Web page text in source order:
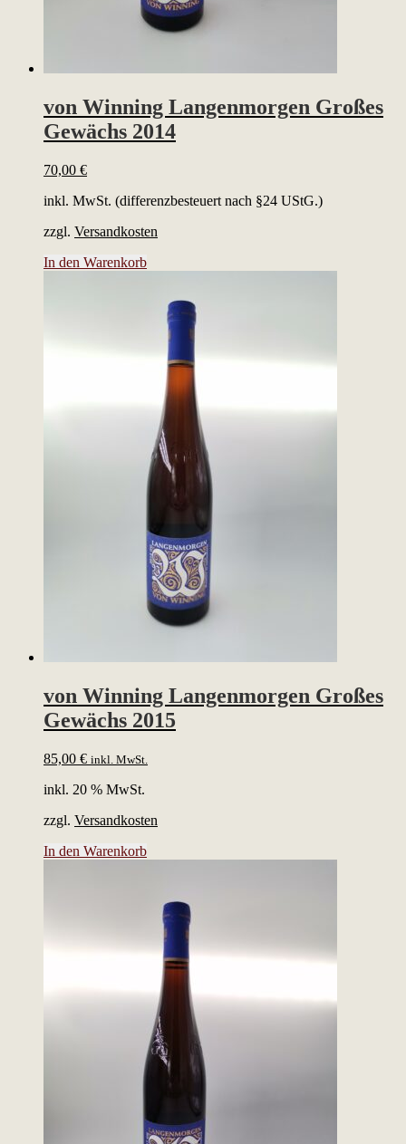
von Winning Langenmorgen Großes
Gewächs 2014
70,00 €
inkl. MwSt. (differenzbesteuert nach §24 UStG.)
zzgl. Versandkosten
In den Warenkorb
von Winning Langenmorgen Großes
Gewächs 2015
85,00 € inkl. MwSt.
inkl. 20 % MwSt.
zzgl. Versandkosten
In den Warenkorb